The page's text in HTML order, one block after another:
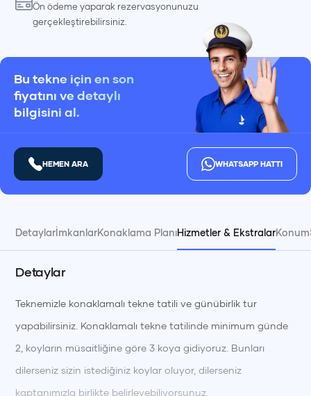
Ön ödeme yaparak rezervasyonunuzu
gerçekleştirebilirsiniz.
Bu tekne için en son
fiyatını ve detaylı
bilgisini al.
HEMEN ARA WHATSAPP HATTI
DetaylarİmkanlarKonaklama PlanıHizmetler & EkstralarKonum
Detaylar
Teknemizle konaklamalı tekne tatili ve günübirlik tur
yapabilirsiniz. Konaklamalı tekne tatilinde minimum günde
2, koyların müsaitliğine göre 3 koya gidiyoruz. Bunları
dilerseniz sizin istediğiniz koylar oluyor, dilerseniz
kaptanımızla birlikte belirleyebiliyorsunuz.